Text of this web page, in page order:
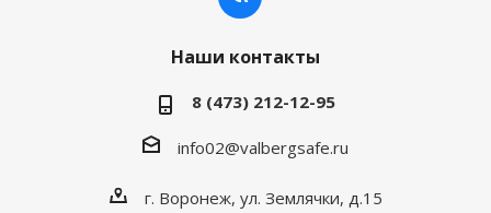
Наши контакты
8 (473) 212-12-95
info02@valbergsafe.ru
г. Воронеж, ул. Землячки, д.15